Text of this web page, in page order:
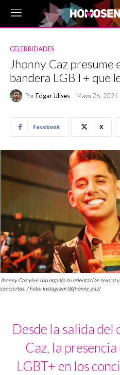
CELEBRIDADES
Jhonny Caz presume
bandera LGBT+ que
PorEdgar Ulises Mayo 26, 2021
Facebook X
Jhonny Caz vive con orgullo su orientación sexual
conciertos. / Foto: Instagram (@jhonny_caz)
Desde la salida del
Caz, la
LGBT+ en los